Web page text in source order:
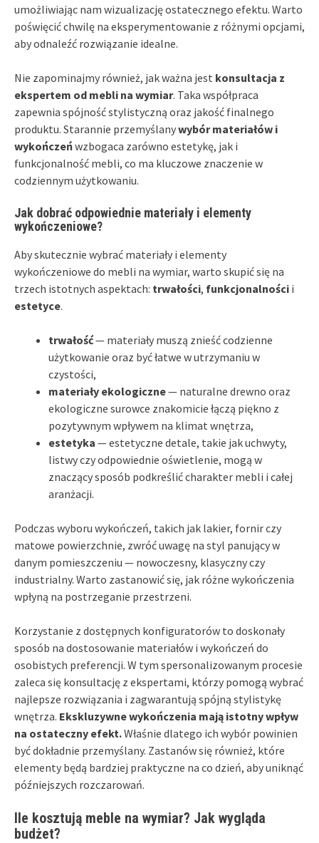
umożliwiając nam wizualizację ostatecznego efektu. Warto
poświęcić chwilę na eksperymentowanie z różnymi opcjami,
aby odnaleźć rozwiązanie idealne.
Nie zapominajmy również, jak ważna jest konsultacja z
ekspertem od mebli na wymiar. Taka współpraca
zapewnia spójność stylistyczną oraz jakość finalnego
produktu. Starannie przemyślanywybór materiałów i
wykończeńwzbogaca zarówno estetykę, jak i
funkcjonalność mebli, co ma kluczowe znaczenie w
codziennym użytkowaniu.
Jak dobrać odpowiednie materiały i elementy
wykończeniowe?
Aby skutecznie wybrać materiały i elementy
wykończeniowe do mebli na wymiar, warto skupić się na
trzech istotnych aspektach: trwałości, funkcjonalności i
estetyce.
trwałość— materiały muszą znieść codzienne
użytkowanie oraz być łatwe w utrzymaniu w
czystości,
materiały ekologiczne— naturalne drewno oraz
ekologiczne surowce znakomicie łączą piękno z
pozytywnym wpływem na klimat wnętrza,
estetyka — estetyczne detale, takie jak uchwyty,
listwy czy odpowiednie oświetlenie, mogą w
znaczący sposób podkreślić charakter mebli i całej
aranżacji.
Podczas wyboru wykończeń, takich jak lakier, fornir czy
matowe powierzchnie, zwróć uwagę na styl panujący w
danym pomieszczeniu — nowoczesny, klasyczny czy
industrialny. Warto zastanowić się, jak różne wykończenia
wpłyną na postrzeganie przestrzeni.
Korzystanie z dostępnych konfiguratorów to doskonały
sposób na dostosowanie materiałów i wykończeń do
osobistych preferencji. W tym spersonalizowanym procesie
zaleca się konsultację z ekspertami, którzy pomogą wybrać
najlepsze rozwiązania i zagwarantują spójną stylistykę
wnętrza. Ekskluzywne wykończenia mają istotny wpływ
na ostateczny efekt.Właśnie dlatego ich wybór powinien
być dokładnie przemyślany. Zastanów się również, które
elementy będą bardziej praktyczne na co dzień, aby uniknąć
późniejszych rozczarowań.
Ile kosztują meble na wymiar? Jak wygląda
budżet?